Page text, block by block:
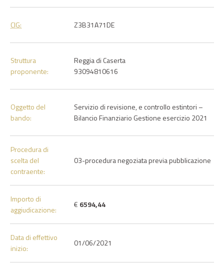
CIG: Z3B31A71DE
Struttura
proponente:
Reggia di Caserta
93094810616
Oggetto del
bando:
Servizio di revisione, e controllo estintori –
Bilancio Finanziario Gestione esercizio 2021
Procedura di
scelta del
contraente:
03-procedura negoziata previa pubblicazione
Importo di
aggiudicazione:
€ 6594,44
Data di effettivo
inizio:
01/06/2021